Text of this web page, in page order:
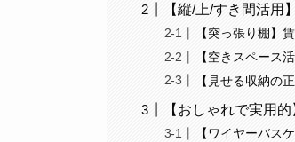
【縦/上/すき間活
【突っ張り棚】
【空きスペース
【見せる収納の
【おしゃれで実用
【ワイヤーバス